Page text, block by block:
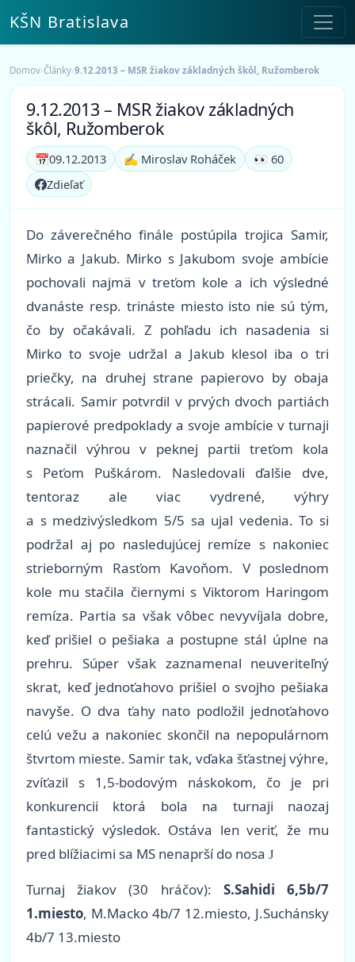
KŠN Bratislava
Domov›Články›9.12.2013 – MSR žiakov základných škôl, Ružomberok
9.12.2013 – MSR žiakov základných
škôl, Ružomberok
📅09.12.2013 ✍️ Miroslav Roháček
👀 60
Zdieľať
Do záverečného finále postúpila trojica Samir,
Mirko a Jakub. Mirko s Jakubom svoje ambície
pochovali najmä v treťom kole a ich výsledné
dvanáste resp. trináste miesto isto nie sú tým,
čo by očakávali. Z pohľadu ich nasadenia si
Mirko to svoje udržal a Jakub klesol iba o tri
priečky, na druhej strane papierovo by obaja
strácali. Samir potvrdil v prvých dvoch partiách
papierové predpoklady a svoje ambície v turnaji
naznačil výhrou v peknej partii treťom kola
s Peťom Puškárom. Nasledovali ďalšie dve,
tentoraz ale viac vydrené, výhry
a s medzivýsledkom 5/5 sa ujal vedenia. To si
podržal aj po nasledujúcej remíze s nakoniec
strieborným Rasťom Kavoňom. V poslednom
kole mu stačila čiernymi s Viktorom Haringom
remíza. Partia sa však vôbec nevyvíjala dobre,
keď prišiel o pešiaka a postupne stál úplne na
prehru. Súper však zaznamenal neuveriteľný
skrat, keď jednoťahovo prišiel o svojho pešiaka
navyše. O dva ťahy nato podložil jednoťahovo
celú vežu a nakoniec skončil na nepopulárnom
štvrtom mieste. Samir tak, vďaka šťastnej výhre,
zvíťazil s 1,5-bodovým náskokom, čo je pri
konkurencii ktorá bola na turnaji naozaj
fantastický výsledok. Ostáva len veriť, že mu
pred blížiacimi sa MS nenaprší do nosa J
Turnaj žiakov (30 hráčov): S.Sahidi 6,5b/7
1.miesto, M.Macko 4b/7 12.miesto, J.Suchánsky
4b/7 13.miesto